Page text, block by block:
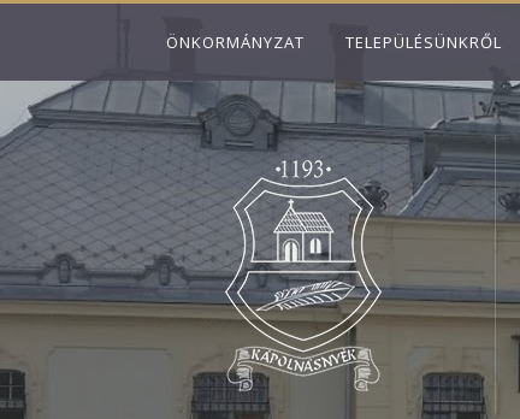
ÖNKORMÁNYZAT TELEPÜLÉSÜNKRŐL